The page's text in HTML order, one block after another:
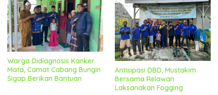
Warga Didiagnosis Kanker
Mata, Camat Cabang Bungin
Sigap Berikan Bantuan
Antisipasi DBD, Mustakim
Bersama Relawan
Laksanakan Fogging